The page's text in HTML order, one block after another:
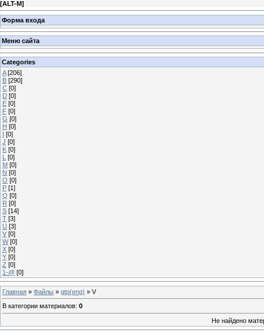
[ALT-M]
Форма входа
Меню сайта
Categories
A [206]
B [290]
C [0]
D [0]
E [0]
F [0]
G [0]
H [0]
I [0]
J [0]
K [0]
L [0]
M [0]
N [0]
O [0]
P [1]
Q [0]
R [0]
S [14]
T [3]
U [3]
V [0]
W [0]
X [0]
Y [0]
Z [0]
1-@ [0]
Главная » Файлы » gtp(eng) » V
В категории материалов: 0
Не найдено